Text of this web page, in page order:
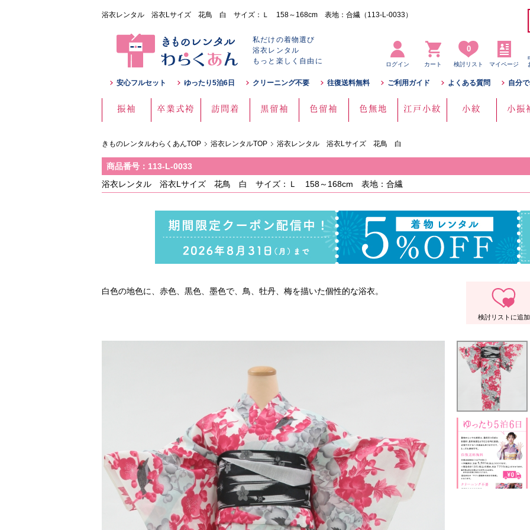
浴衣レンタル 浴衣Lサイズ 花鳥 白 サイズ：Ｌ 158～168cm 表地：合繊（113-L-0033）
私だけの着物選び
浴衣レンタル
もっと楽しく自由に
ログイン カート
0
検討リスト マイページ
安心フルセット ゆったり5泊6日 クリーニング不要 往復送料無料 ご利用ガイド よくある質問 自分
振袖 卒業式袴 訪問着 黒留袖 色留袖 色無地 江戸小紋 小紋 小振
きものレンタルわらくあんTOP 浴衣レンタルTOP 浴衣レンタル 浴衣Lサイズ 花鳥 白
商品番号：113-L-0033
浴衣レンタル 浴衣Lサイズ 花鳥 白 サイズ：Ｌ 158～168cm 表地：合繊
白色の地色に、赤色、黒色、墨色で、鳥、牡丹、梅を描いた個性的な浴衣。